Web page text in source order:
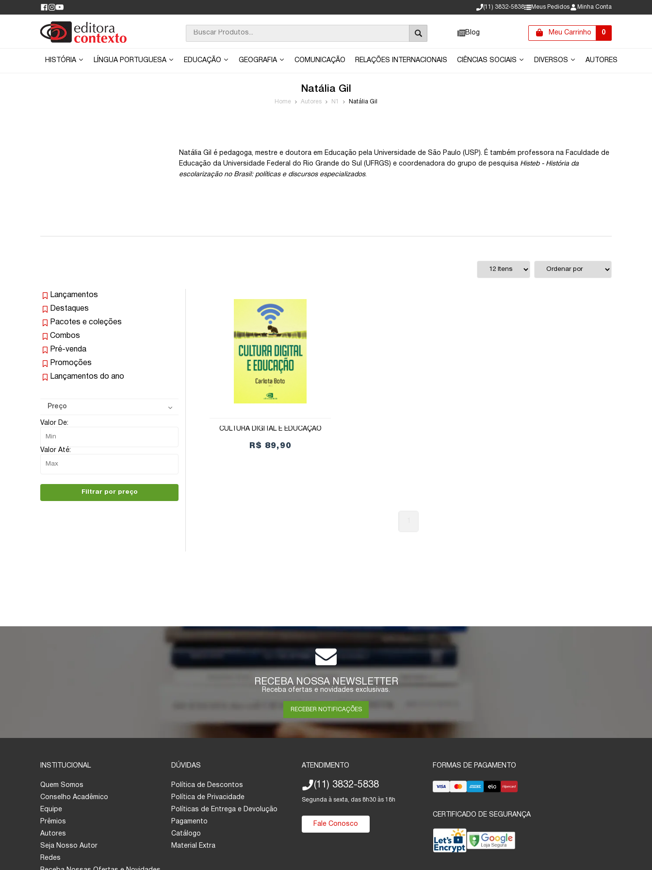
(11) 3832-5838 Meus Pedidos Minha Conta
Blog Meu Carrinho 0
HISTÓRIA LÍNGUA PORTUGUESA EDUCAÇÃO GEOGRAFIA COMUNICAÇÃO RELAÇÕES INTERNACIONAIS CIÊNCIAS SOCIAIS DIVERSOS AUTORES
Natália Gil
Home Autores N1 Natália Gil
Natália Gil é pedagoga, mestre e doutora em Educação pela Universidade de São Paulo (USP). É também professora na Faculdade de
Educação da Universidade Federal do Rio Grande do Sul (UFRGS) e coordenadora do grupo de pesquisa Histeb - História da
escolarização no Brasil: políticas e discursos especializados.
Lançamentos
Destaques
Pacotes e coleções
Combos
Pré-venda
Promoções
Lançamentos do ano
Preço
Valor De:
Valor Até:
Filtrar por preço
CULTURA DIGITAL E EDUCAÇÃO
R$ 89,90
RECEBA NOSSA NEWSLETTER
Receba ofertas e novidades exclusivas.
RECEBER NOTIFICAÇÕES
INSTITUCIONAL
Quem Somos
Conselho Acadêmico
Equipe
Prêmios
Autores
Seja Nosso Autor
Redes
DÚVIDAS
Política de Descontos
Política de Privacidade
Políticas de Entrega e Devolução
Pagamento
Catálogo
Material Extra
ATENDIMENTO
(11) 3832-5838
Segunda à sexta, das 8h30 às 18h
Fale Conosco
FORMAS DE PAGAMENTO
CERTIFICADO DE SEGURANÇA